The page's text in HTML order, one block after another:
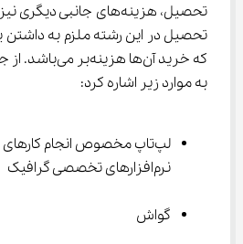
تحصیل، هزینه‌های جانبی
تحصیل در این رشته ملزم به داشتن
به موارد زیر اشاره کرد:
لپ‌تاپ مخصوص انجام کارهای
نرم‌افزارهای تخصصی گرافیک
گواش